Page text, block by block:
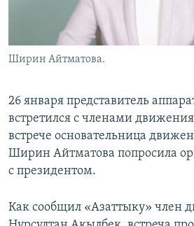
Ширин Айтматова.
26 января представитель
встретился с членами
встрече основательница
Ширин Айтматова попросила
с президентом.
Как сообщил «Азаттыку» член